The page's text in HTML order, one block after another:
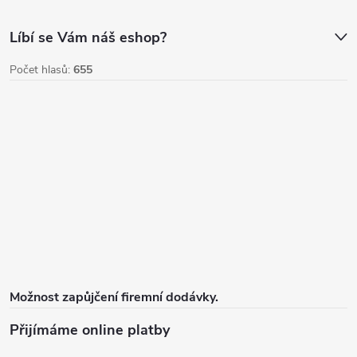
Líbí se Vám náš eshop?
Počet hlasů: 655
Možnost zapůjčení firemní dodávky.
Přijímáme online platby